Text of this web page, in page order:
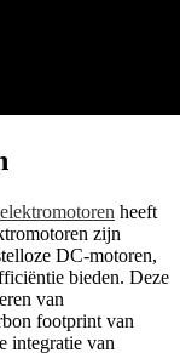
elektromotoren heeft
zijn
DC-motoren,
bieden. Deze
van
footprint van
integratie van